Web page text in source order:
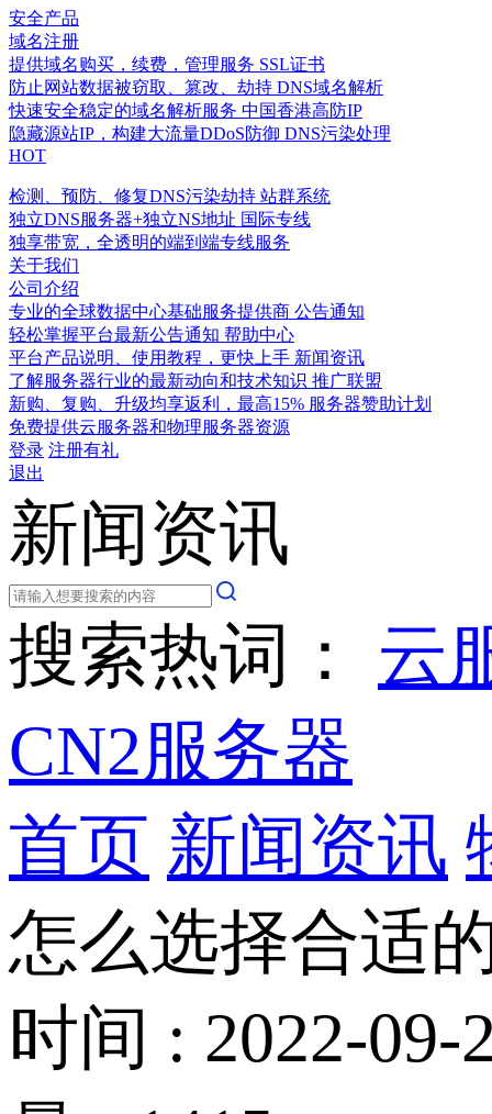
安全产品
域名注册
提供域名购买，续费，管理服务 SSL证书
防止网站数据被窃取、篡改、劫持 DNS域名解析
快速安全稳定的域名解析服务 中国香港高防IP
隐藏源站IP，构建大流量DDoS防御 DNS污染处理
HOT
检测、预防、修复DNS污染劫持 站群系统
独立DNS服务器+独立NS地址 国际专线
独享带宽，全透明的端到端专线服务
关于我们
公司介绍
专业的全球数据中心基础服务提供商 公告通知
轻松掌握平台最新公告通知 帮助中心
平台产品说明、使用教程，更快上手 新闻资讯
了解服务器行业的最新动向和技术知识 推广联盟
新购、复购、升级均享返利，最高15% 服务器赞助计划
免费提供云服务器和物理服务器资源
登录 注册有礼
退出
新闻资讯
搜索热词： 云
CN2服务器
首页 新闻资讯
怎么选择合适
时间 : 2022-09-